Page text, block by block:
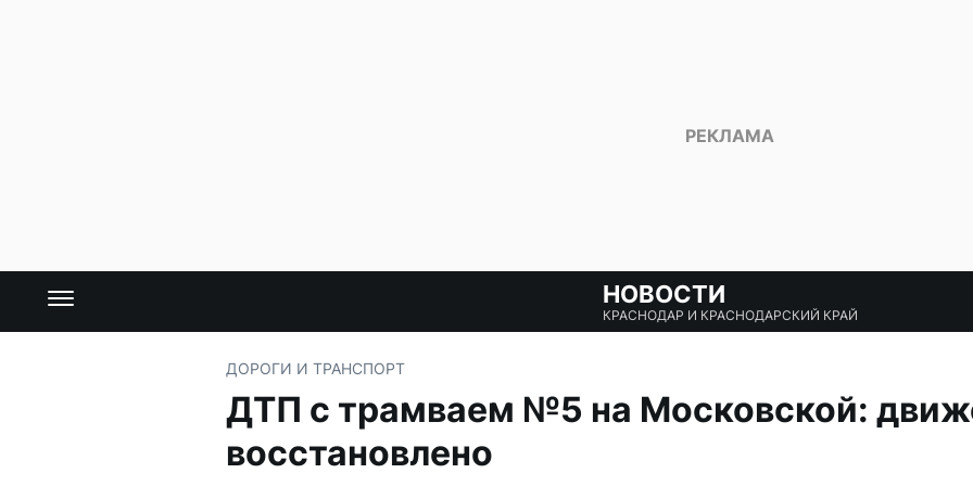
НОВОСТИ
КРАСНОДАР И КРАСНОДАРСКИЙ КРАЙ
ДОРОГИ И ТРАНСПОРТ
ДТП с трамваем №5 на Московской:
восстановлено